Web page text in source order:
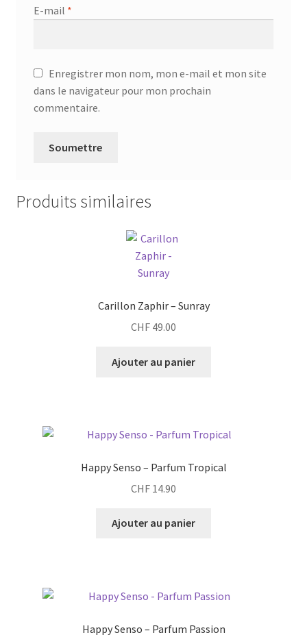
E-mail *
Enregistrer mon nom, mon e-mail et mon site
dans le navigateur pour mon prochain
commentaire.
Produits similaires
Carillon Zaphir – Sunray
CHF 49.00
Ajouter au panier
Happy Senso – Parfum Tropical
CHF 14.90
Ajouter au panier
Happy Senso – Parfum Passion